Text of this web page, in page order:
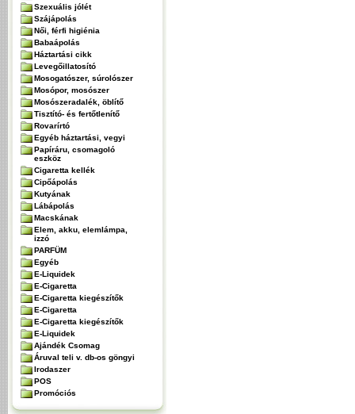
Szexuális jólét
Szájápolás
Női, férfi higiénia
Babaápolás
Háztartási cikk
Levegőillatosító
Mosogatószer, súrolószer
Mosópor, mosószer
Mosószeradalék, öblítő
Tisztító- és fertőtlenítő
Rovarírtó
Egyéb háztartási, vegyi
Papíráru, csomagoló
eszköz
Cigaretta kellék
Cipőápolás
Kutyának
Lábápolás
Macskának
Elem, akku, elemlámpa,
izzó
PARFÜM
Egyéb
E-Liquidek
E-Cigaretta
E-Cigaretta kiegészítők
E-Cigaretta
E-Cigaretta kiegészítők
E-Liquidek
Ajándék Csomag
Áruval teli v. db-os göngyi
Irodaszer
POS
Promóciós